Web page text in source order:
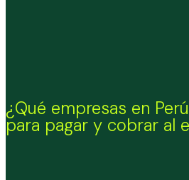
¿Qué empresas en
para pagar y cobrar al